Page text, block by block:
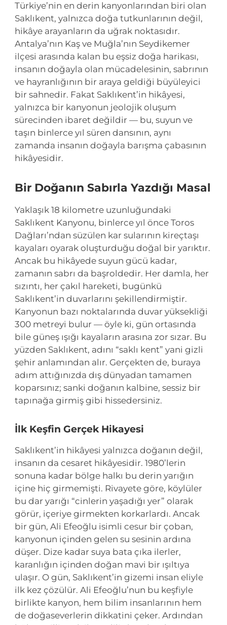
Türkiye’nin en derin kanyonlarından biri olan
Saklıkent, yalnızca doğa tutkunlarının değil,
hikâye arayanların da uğrak noktasıdır.
Antalya’nın Kaş ve Muğla’nın Seydikemer
ilçesi arasında kalan bu eşsiz doğa harikası,
insanın doğayla olan mücadelesinin, sabrının
ve hayranlığının bir araya geldiği büyüleyici
bir sahnedir. Fakat Saklıkent’in hikâyesi,
yalnızca bir kanyonun jeolojik oluşum
sürecinden ibaret değildir — bu, suyun ve
taşın binlerce yıl süren dansının, aynı
zamanda insanın doğayla barışma çabasının
hikâyesidir.
Bir Doğanın Sabırla Yazdığı Masal
Yaklaşık 18 kilometre uzunluğundaki
Saklıkent Kanyonu, binlerce yıl önce Toros
Dağları’ndan süzülen kar sularının kireçtaşı
kayaları oyarak oluşturduğu doğal bir yarıktır.
Ancak bu hikâyede suyun gücü kadar,
zamanın sabrı da başroldedir. Her damla, her
sızıntı, her çakıl hareketi, bugünkü
Saklıkent’in duvarlarını şekillendirmiştir.
Kanyonun bazı noktalarında duvar yüksekliği
300 metreyi bulur — öyle ki, gün ortasında
bile güneş ışığı kayaların arasına zor sızar. Bu
yüzden Saklıkent, adını “saklı kent” yani gizli
şehir anlamından alır. Gerçekten de, buraya
adım attığınızda dış dünyadan tamamen
koparsınız; sanki doğanın kalbine, sessiz bir
tapınağa girmiş gibi hissedersiniz.
İlk Keşfin Gerçek Hikayesi
Saklıkent’in hikâyesi yalnızca doğanın değil,
insanın da cesaret hikâyesidir. 1980’lerin
sonuna kadar bölge halkı bu derin yarığın
içine hiç girmemişti. Rivayete göre, köylüler
bu dar yarığı “cinlerin yaşadığı yer” olarak
görür, içeriye girmekten korkarlardı. Ancak
bir gün, Ali Efeoğlu isimli cesur bir çoban,
kanyonun içinden gelen su sesinin ardına
düşer. Dize kadar suya bata çıka ilerler,
karanlığın içinden doğan mavi bir ışıltıya
ulaşır. O gün, Saklıkent’in gizemi insan eliyle
ilk kez çözülür. Ali Efeoğlu’nun bu keşfiyle
birlikte kanyon, hem bilim insanlarının hem
de doğaseverlerin dikkatini çeker. Ardından